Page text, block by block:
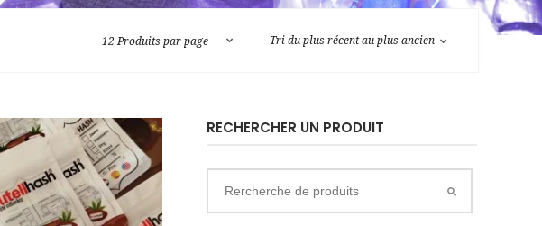
RECHERCHER UN PRODUIT